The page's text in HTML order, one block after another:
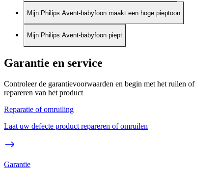
Mijn Philips Avent-babyfoon maakt een hoge pieptoon
Mijn Philips Avent-babyfoon piept
Garantie en service
Controleer de garantievoorwaarden en begin met het ruilen of
repareren van het product
Reparatie of omruiling
Laat uw defecte product repareren of omruilen
Garantie